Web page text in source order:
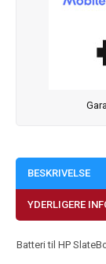
BESKRIVELSE
YDERLIGERE
Batteri til HP